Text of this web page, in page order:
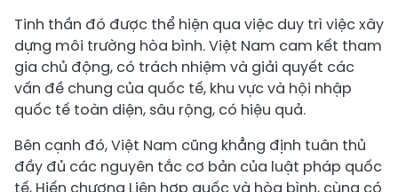
Tinh thần đó được thể hiện qua việc duy trì việc xây
dựng môi trường hòa bình. Việt Nam cam kết tham
gia chủ động, có trách nhiệm và giải quyết các
vấn đề chung của quốc tế, khu vực và hội nhập
quốc tế toàn diện, sâu rộng, có hiệu quả.
Bên cạnh đó, Việt Nam cũng khẳng định tuân thủ
đầy đủ các nguyên tắc cơ bản của luật pháp quốc
tế, Hiến chương Liên hợp quốc và hòa bình, cùng có